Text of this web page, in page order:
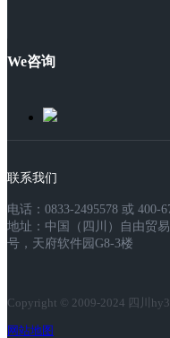
We咨询
联系我们
电话：0833-2495578 或 400-
地址：中国（四川）自由贸
号，天府软件园G8-3楼
Copyright © 2009-2024 四川
网站地图